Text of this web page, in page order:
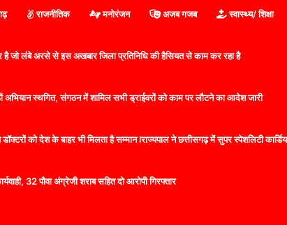
राजनीतिक मनोरंजन अजब गजब स्वास्थ्य/ शिक्षा
है जो लंबे अरसे से इस अखबार जिला प्रतिनिधि की हैसियत से काम कर रहा है
अभियान स्थगित, संगठन में शामिल सभी ड्राईवरों को काम पर लौटने का आदेश जारी
को देश के बाहर भी मिलता है सम्मान lराज्यपाल ने छत्तीसगढ़ में सुपर स्पेशलिटी
32 पौवा अंग्रेजी शराब सहित दो आरोपी गिरफ्तार